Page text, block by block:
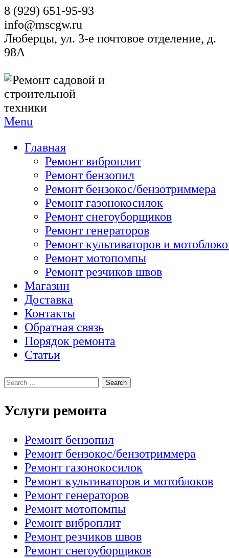
8 (929) 651-95-93
info@mscgw.ru
Люберцы, ул. 3-е почтовое отделение, д.
98А
Menu
Главная
Ремонт виброплит
Ремонт бензопил
Ремонт бензокос/бензотриммера
Ремонт газонокосилок
Ремонт снегоуборщиков
Ремонт генераторов
Ремонт культиваторов и
Ремонт мотопомпы
Ремонт резчиков швов
Магазин
Доставка
Контакты
Обратная связь
Порядок ремонта
Статьи
Услуги ремонта
Ремонт бензопил
Ремонт бензокос/бензотриммера
Ремонт газонокосилок
Ремонт культиваторов и мотоблоков
Ремонт генераторов
Ремонт мотопомпы
Ремонт виброплит
Ремонт резчиков швов
Ремонт снегоуборщиков